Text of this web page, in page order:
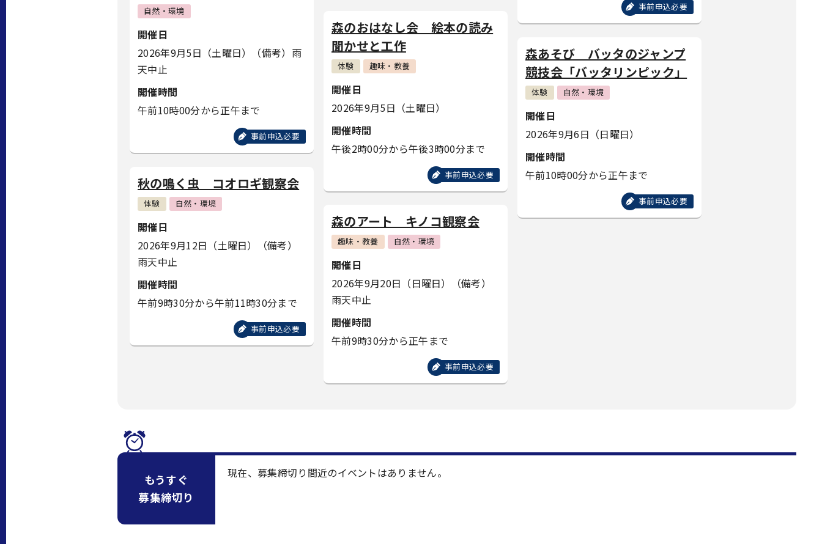
事前申込必要
自然・環境
開催日
2026年9月5日（土曜日）
（備考）雨
天中止
開催時間
午前10時00分から正午まで
事前申込必要
森のおはなし会 絵本の読み
聞かせと工作
体験 趣味・教養
開催日
2026年9月5日（土曜日）
開催時間
午後2時00分から午後3時00分まで
事前申込必要
森あそび バッタのジャンプ
競技会「バッタリンピック」
体験 自然・環境
開催日
2026年9月6日（日曜日）
開催時間
午前10時00分から正午まで
事前申込必要
秋の鳴く虫 コオロギ観察会
体験 自然・環境
開催日
2026年9月12日（土曜日）
（備考）
雨天中止
開催時間
午前9時30分から午前11時30分まで
事前申込必要
森のアート キノコ観察会
趣味・教養 自然・環境
開催日
2026年9月20日（日曜日）
（備考）
雨天中止
開催時間
午前9時30分から正午まで
事前申込必要
もうすぐ
募集締切り
現在、募集締切り間近のイベントはありません。